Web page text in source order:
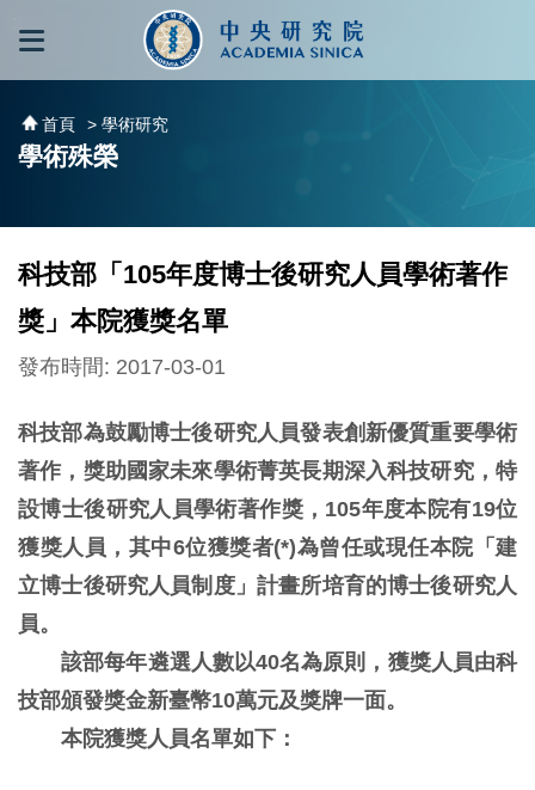
跳到主要內容區塊
首頁 > 學術研究
學術殊榮
科技部「105年度博士後研究人員學術著作
獎」本院獲獎名單
發布時間: 2017-03-01
科技部為鼓勵博士後研究人員發表創新優質重要學術
著作，獎助國家未來學術菁英長期深入科技研究，特
設博士後研究人員學術著作獎，105年度本院有19位
獲獎人員，其中6位獲獎者(*)為曾任或現任本院「建
立博士後研究人員制度」計畫所培育的博士後研究人
員。
該部每年遴選人數以40名為原則，獲獎人員由科
技部頒發獎金新臺幣10萬元及獎牌一面。
本院獲獎人員名單如下：